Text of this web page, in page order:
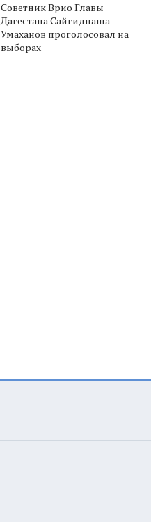
Советник Врио Главы
Дагестана Сайгидпаша
Умаханов проголосовал на
выборах